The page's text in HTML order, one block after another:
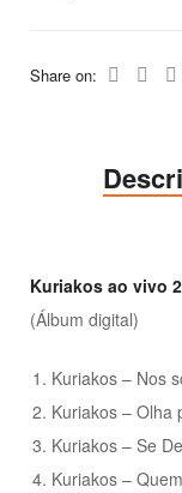
Share on:
Kuriakos ao vivo
(Álbum digital)
Kuriakos – Nos
Kuriakos – Olha
Kuriakos – Se
Kuriakos –